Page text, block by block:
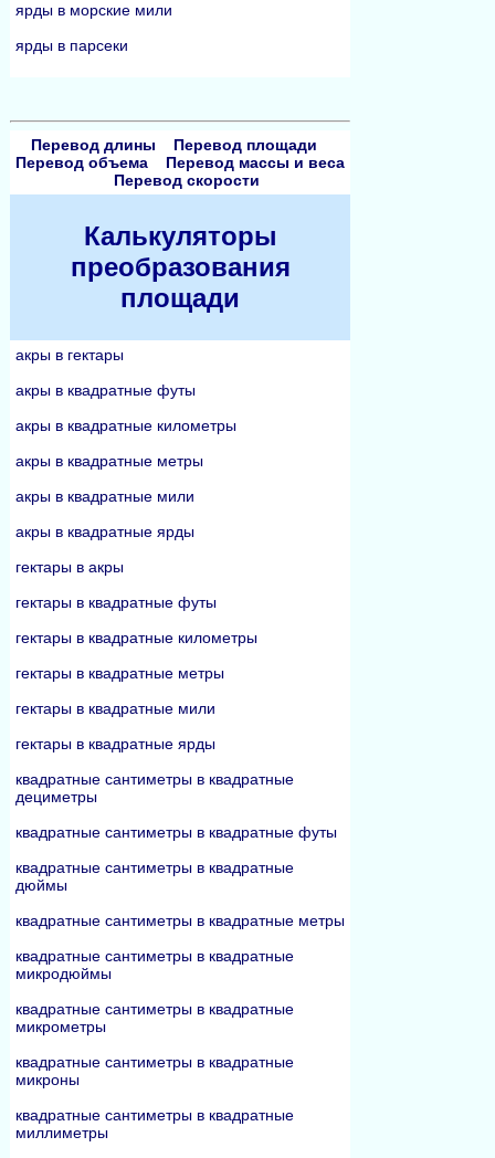
ярды в морские мили
ярды в парсеки
Перевод длины
Перевод площади
Перевод объема
Перевод массы и веса
Перевод скорости
Калькуляторы
преобразования
площади
акры в гектары
акры в квадратные футы
акры в квадратные километры
акры в квадратные метры
акры в квадратные мили
акры в квадратные ярды
гектары в акры
гектары в квадратные футы
гектары в квадратные километры
гектары в квадратные метры
гектары в квадратные мили
гектары в квадратные ярды
квадратные сантиметры в квадратные
дециметры
квадратные сантиметры в квадратные футы
квадратные сантиметры в квадратные
дюймы
квадратные сантиметры в квадратные метры
квадратные сантиметры в квадратные
микродюймы
квадратные сантиметры в квадратные
микрометры
квадратные сантиметры в квадратные
микроны
квадратные сантиметры в квадратные
миллиметры